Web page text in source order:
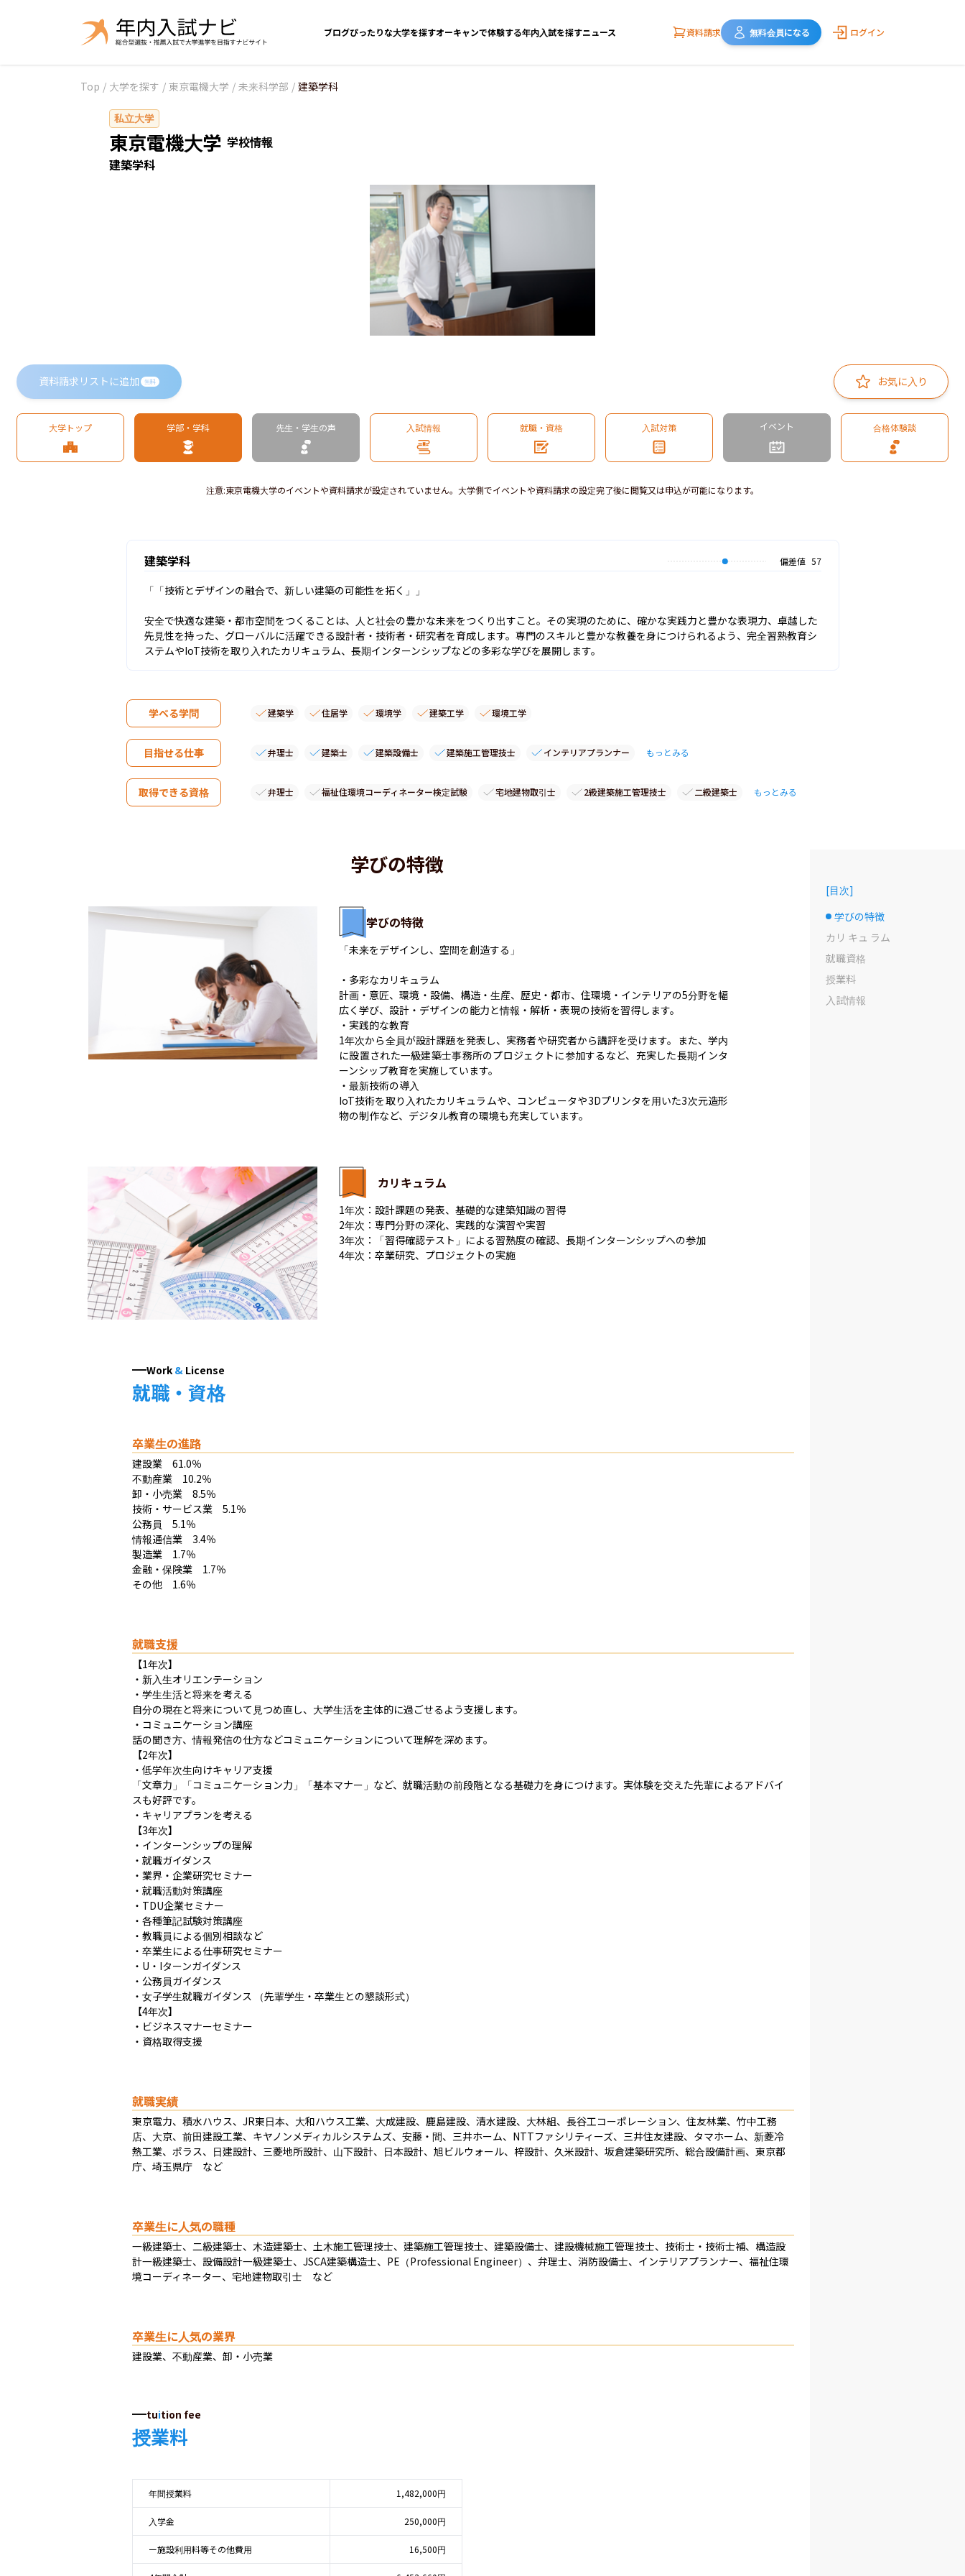
ブログぴったりな大学を探すオーキャンで体験する年内入試を探すニュース 資料請求 無料会員になる ログイン
Top / 大学を探す / 東京電機大学 / 未来科学部 / 建築学科
私立大学
東京電機大学 学校情報
建築学科
資料請求リストに追加 無料 お気に入り
大学トップ 学部・学科 先生・学生の声 入試情報 就職・資格 入試対策 イベント 合格体験談
注意:東京電機大学のイベントや資料請求が設定されていません。大学側でイベントや資料請求の設定完了後に閲覧又は申込が可能になります。
建築学科 偏差値 57
「「技術とデザインの融合で、新しい建築の可能性を拓く」」
安全で快適な建築・都市空間をつくることは、人と社会の豊かな未来をつくり出すこと。その実現のために、確かな実践力と豊かな表現力、卓越した
先見性を持った、グローバルに活躍できる設計者・技術者・研究者を育成します。専門のスキルと豊かな教養を身につけられるよう、完全習熟教育シ
ステムやIoT技術を取り入れたカリキュラム、長期インターンシップなどの多彩な学びを展開します。
学べる学問 建築学 住居学 環境学 建築工学 環境工学
目指せる仕事 弁理士 建築士 建築設備士 建築施工管理技士 インテリアプランナー もっとみる
取得できる資格 弁理士 福祉住環境コーディネーター検定試験 宅地建物取引士 2級建築施工管理技士 二級建築士 もっとみる
学びの特徴
学びの特徴
「未来をデザインし、空間を創造する」
・多彩なカリキュラム
計画・意匠、環境・設備、構造・生産、歴史・都市、住環境・インテリアの5分野を幅
広く学び、設計・デザインの能力と情報・解析・表現の技術を習得します。 ​
・実践的な教育
1年次から全員が設計課題を発表し、実務者や研究者から講評を受けます。​また、学内
に設置された一級建築士事務所のプロジェクトに参加するなど、充実した長期インタ
ーンシップ教育を実施しています。 ​
・最新技術の導入
IoT技術を取り入れたカリキュラムや、コンピュータや3Dプリンタを用いた3次元造形
物の制作など、デジタル教育の環境も充実しています。
カリキュラム
1年次：​設計課題の発表、基礎的な建築知識の習得​
2年次：​専門分野の深化、実践的な演習や実習​
3年次：​「習得確認テスト」による習熟度の確認、長期インターンシップへの参加
4年次：​卒業研究、プロジェクトの実施​
Work & License
就職・資格
卒業生の進路
建設業　61.0％
不動産業　10.2％
卸・小売業　8.5％
技術・サービス業　5.1％
公務員　5.1％
情報通信業　3.4％
製造業　1.7％
金融・保険業　1.7％
その他　1.6％
就職支援
【1年次】
・新入生オリエンテーション
・学生生活と将来を考える
自分の現在と将来について見つめ直し、大学生活を主体的に過ごせるよう支援します。
・コミュニケーション講座
話の聞き方、情報発信の仕方などコミュニケーションについて理解を深めます。
【2年次】
・低学年次生向けキャリア支援
「文章力」「コミュニケーション力」「基本マナー」など、就職活動の前段階となる基礎力を身につけます。実体験を交えた先輩によるアドバイ
スも好評です。
・キャリアプランを考える
【3年次】
・インターンシップの理解
・就職ガイダンス
・業界・企業研究セミナー
・就職活動対策講座
・TDU企業セミナー
・各種筆記試験対策講座
・教職員による個別相談など
・卒業生による仕事研究セミナー
・U・Iターンガイダンス
・公務員ガイダンス
・女子学生就職ガイダンス （先輩学生・卒業生との懇談形式）
【4年次】
・ビジネスマナーセミナー
・資格取得支援
就職実績
東京電力、積水ハウス、JR東日本、大和ハウス工業、大成建設、鹿島建設、清水建設、大林組、長谷工コーポレーション、住友林業、竹中工務
店、大京、前田建設工業、キヤノンメディカルシステムズ、安藤・間、三井ホーム、NTTファシリティーズ、三井住友建設、タマホーム、新菱冷
熱工業、ポラス、日建設計、三菱地所設計、山下設計、日本設計、旭ビルウォール、梓設計、久米設計、坂倉建築研究所、総合設備計画、東京都
庁、埼玉県庁　など
卒業生に人気の職種
一級建築士、二級建築士、木造建築士、土木施工管理技士、建築施工管理技士、建築設備士、建設機械施工管理技士、技術士・技術士補、構造設
計一級建築士、設備設計一級建築士、JSCA建築構造士、PE（Professional Engineer）、弁理士、消防設備士、インテリアプランナー、福祉住環
境コーディネーター、宅地建物取引士　など
卒業生に人気の業界
建設業、不動産業、卸・小売業
tuition fee
授業料
年間授業料 1,482,000円
入学金 250,000円
ー施設利用料等その他費用 16,500円
[目次]
選択中のドット
学びの特徴
カリ キュ ラム
就職資格
授業料
入試情報